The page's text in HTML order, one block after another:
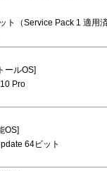
ト（Service Pack 1 適用
ールOS]
Pro
OS]
64ビット